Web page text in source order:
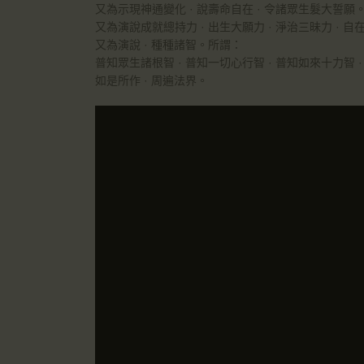
又為示現神通變化 · 說壽命自在 · 令諸眾生髮大誓願。
又為演說成就總持力 · 出生大願力 · 淨治三昧力 · 自
又為演說 · 種種諸智。所謂：
普知眾生諸根智 · 普知一切心行智 · 普知如來十力智 ·
如是所作 · 周遍法界。